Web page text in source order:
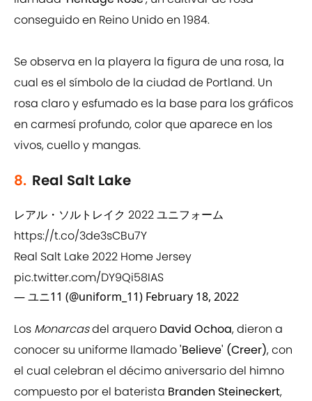
conseguido en Reino Unido en 1984.
Se observa en la playera la figura de una rosa, la
cual es el símbolo de la ciudad de Portland. Un
rosa claro y esfumado es la base para los gráficos
en carmesí profundo, color que aparece en los
vivos, cuello y mangas.
8. Real Salt Lake
レアル・ソルトレイク 2022 ユニフォーム
https://t.co/3de3sCBu7Y
Real Salt Lake 2022 Home Jersey
pic.twitter.com/DY9Qi58IAS
— ユニ11 (@uniform_11) February 18, 2022
Los Monarcasdel arquero David Ochoa, dieron a
conocer su uniforme llamado'Believe' (Creer), con
el cual celebran el décimo aniversario del himno
compuesto por el baterista Branden Steineckert,